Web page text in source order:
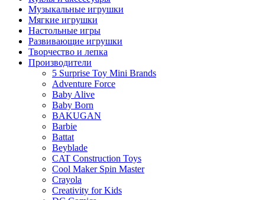
Музыкальные игрушки
Мягкие игрушки
Настольные игры
Развивающие игрушки
Творчество и лепка
Производители
5 Surprise Toy Mini Brands
Adventure Force
Baby Alive
Baby Born
BAKUGAN
Barbie
Battat
Beyblade
CAT Construction Toys
Cool Maker Spin Master
Crayola
Creativity for Kids